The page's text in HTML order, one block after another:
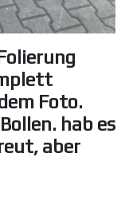
Foto.
hab es
aber